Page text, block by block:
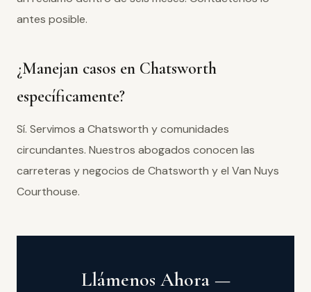
antes posible.
¿Manejan casos en Chatsworth
específicamente?
Sí. Servimos a Chatsworth y comunidades
circundantes. Nuestros abogados conocen las
carreteras y negocios de Chatsworth y el Van Nuys
Courthouse.
Llámenos Ahora —